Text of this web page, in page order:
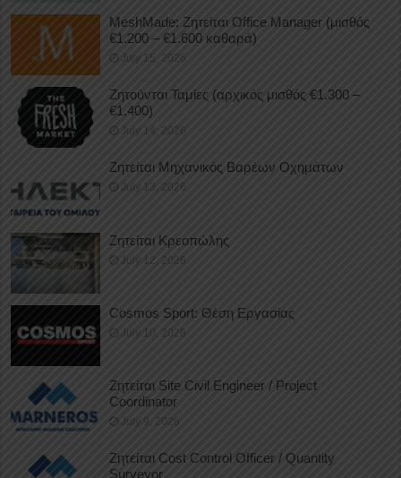
MeshMade: Ζητείται Office Manager (μισθός
€1.200 – €1.600 καθαρά)
July 15, 2026
Ζητούνται Ταμίες (αρχικός μισθός €1.300 –
€1.400)
July 14, 2026
Ζητείται Μηχανικός Βαρέων Οχημάτων
July 13, 2026
Ζητείται Κρεοπώλης
July 12, 2026
Cosmos Sport: Θέση Εργασίας
July 10, 2026
Ζητείται Site Civil Engineer / Project
Coordinator
July 9, 2026
Ζητείται Cost Control Officer / Quantity
Surveyor